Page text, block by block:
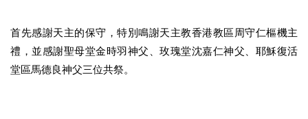
首先感謝天主的保守，特別鳴謝天主教香港教區周守仁樞機主
禮，並感謝聖母堂金時羽神父、玫瑰堂沈嘉仁神父、耶穌復活
堂區馬德良神父三位共祭。